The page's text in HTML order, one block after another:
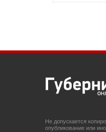
Не допускается
опубликование или